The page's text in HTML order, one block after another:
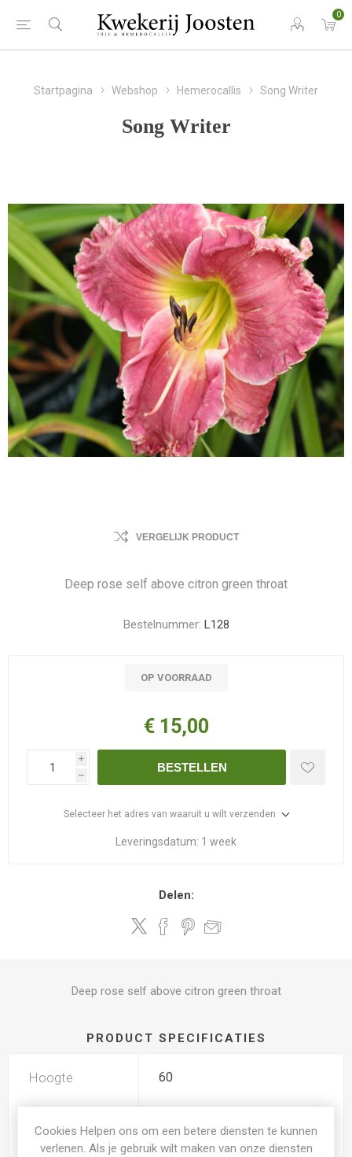
0
Startpagina Webshop Hemerocallis Song Writer
Song Writer
VERGELIJK PRODUCT
Deep rose self above citron green throat
Bestelnummer: L128
OP VOORRAAD
€ 15,00
i
h
BESTELLEN
Selecteer het adres van waaruit u wilt verzenden
Leveringsdatum: 1 week
Delen:
Deep rose self above citron green throat
PRODUCT SPECIFICATIES
Hoogte 60
Geurend
Cookies Helpen ons om een betere diensten te kunnen
verlenen. Als je gebruik wilt maken van onze diensten